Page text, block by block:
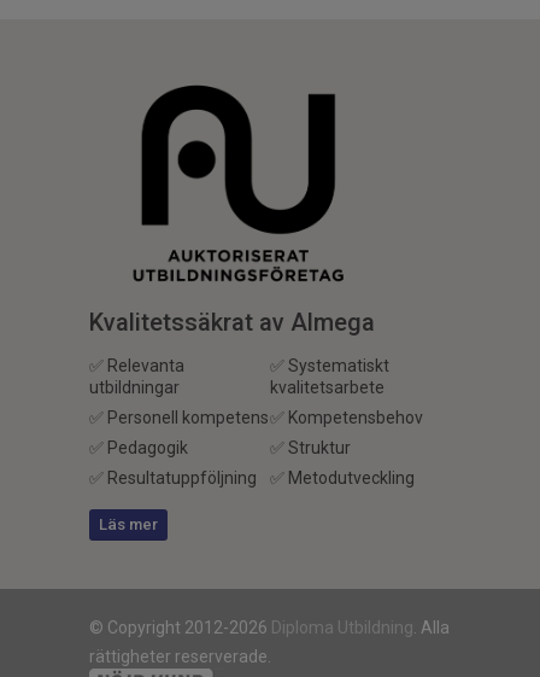
Kvalitetssäkrat av Almega
✅ Relevanta
utbildningar
✅ Personell kompetens
✅ Pedagogik
✅ Resultatuppföljning
✅ Systematiskt
kvalitetsarbete
✅ Kompetensbehov
✅ Struktur
✅ Metodutveckling
Läs mer
© Copyright 2012-2026 Diploma Utbildning. Alla
rättigheter reserverade.